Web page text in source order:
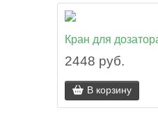
Кран для
2448 руб.
В корзину